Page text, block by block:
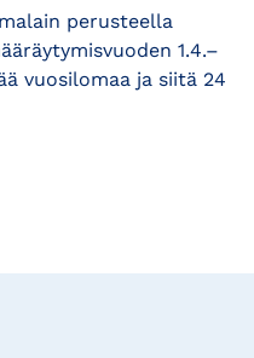
perusteella
1.4.–
vuosilomaa ja siitä 24